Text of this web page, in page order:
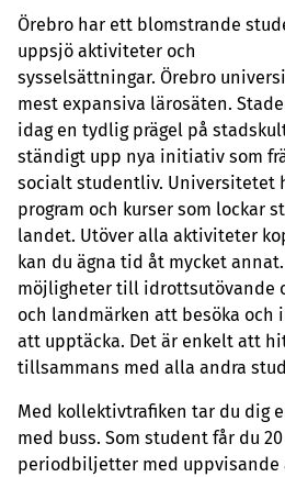
Örebro har ett blomstrande
uppsjö aktiviteter och
sysselsättningar. Örebro
mest expansiva lärosäten.
idag en tydlig prägel på
ständigt upp nya initiativ som
socialt studentliv. Universitetet
program och kurser som lockar
landet. Utöver alla aktiviteter
kan du ägna tid åt mycket
möjligheter till idrottsutövande
och landmärken att besöka
att upptäcka. Det är enkelt att
tillsammans med alla andra
Med kollektivtrafiken tar du dig
med buss. Som student får du
periodbiljetter med uppvisande